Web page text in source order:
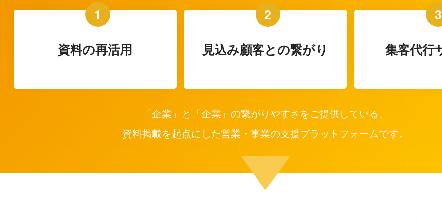
1
資料の再活用
2
見込み顧客との繋がり
3
集客代行
「企業」と「企業」の繋がりやすさをご提供している、
資料掲載を起点にした営業・事業の支援プラットフォームです。